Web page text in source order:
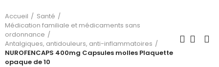
Accueil
Santé
Médication familiale et médicaments sans
ordonnance
Antalgiques, antidouleurs, anti-inflammatoires
NUROFENCAPS 400mg Capsules molles Plaquette
opaque de 10